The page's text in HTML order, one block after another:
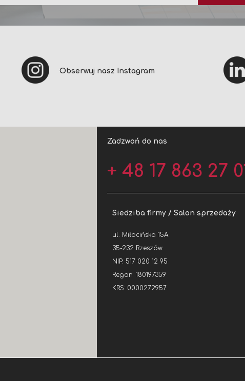
newsletter:
Obserwuj nasz Instagram
Zadzwoń do nas
+ 48 17 863 27
Siedziba firmy / Salon sprzedaży
ul. Miłocińska 15A
35-232 Rzeszów
NIP: 517 020 12 95
Regon: 180197359
KRS: 0000272957